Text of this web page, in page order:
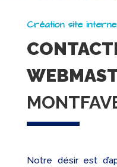
Création site
Notre désir est